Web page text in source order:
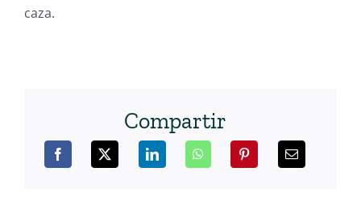
caza.
Compartir